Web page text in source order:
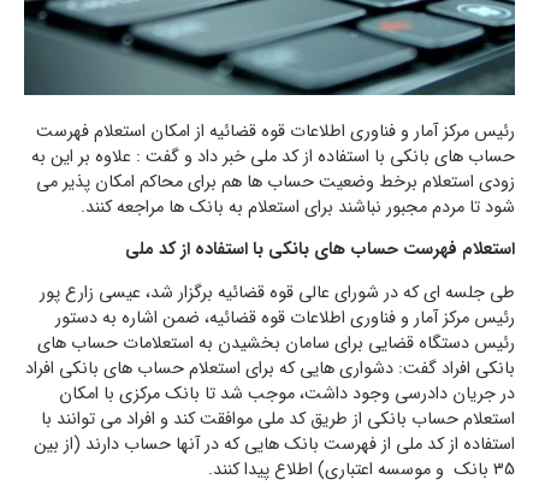
رئیس مرکز آمار و فناوری اطلاعات قوه قضائیه از امکان استعلام فهرست
حساب های بانکی با استفاده از کد ملی خبر داد و گفت : علاوه بر این به
زودی استعلام برخط وضعیت حساب ‌ها هم برای محاکم امکان پذیر می
شود تا مردم مجبور نباشند برای استعلام به بانک ها مراجعه کنند.
استعلام فهرست حساب های بانکی با استفاده از کد ملی
طی جلسه ای که در شورای عالی قوه قضائیه برگزار شد، عیسی زارع پور
رئیس مرکز آمار و فناوری اطلاعات قوه قضائیه، ضمن اشاره به دستور
رئیس دستگاه قضایی برای سامان بخشیدن به استعلامات حساب های
بانکی افراد گفت: دشواری هایی که برای استعلام حساب های بانکی افراد
در جریان دادرسی وجود داشت، موجب شد تا بانک مرکزی با امکان
استعلام حساب بانکی از طریق کد ملی موافقت کند و افراد می توانند با
استفاده از کد ملی از فهرست بانک هایی که در آنها حساب دارند (از بین
35 بانک و موسسه اعتباری) اطلاع پیدا کنند.